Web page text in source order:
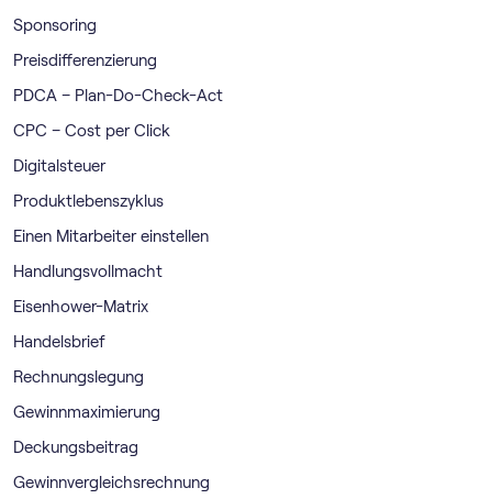
Sponsoring
Preisdifferenzierung
PDCA – Plan-Do-Check-Act
CPC – Cost per Click
Digitalsteuer
Produktlebenszyklus
Einen Mitarbeiter einstellen
Handlungsvollmacht
Eisenhower-Matrix
Handelsbrief
Rechnungslegung
Gewinnmaximierung
Deckungsbeitrag
Gewinnvergleichsrechnung